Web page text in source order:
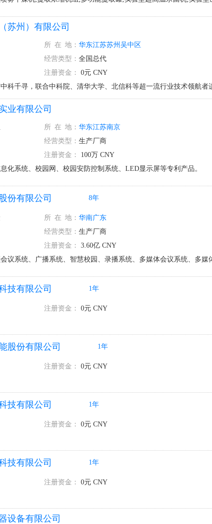
苏州）有限公司
所 在 地： 华东江苏苏州 吴中区
经营类型： 全国总代
注册资金：
0元 CNY
科千寻，联合中科院、清华大学、北信科等超一流行业技术领航
业有限公司
所 在 地： 华东江苏南京
经营类型： 生产厂商
注册资金：
100万 CNY
化系统、校园网、校园安防控制系统、LED显示屏等专利产品。
份有限公司 8年
所 在 地： 华南广东
经营类型： 生产厂商
注册资金：
3.60亿 CNY
议系统、广播系统、智慧校园、录播系统、多媒体会议系统、多媒
技有限公司 1年
注册资金： 0元 CNY
股份有限公司 1年
注册资金： 0元 CNY
技有限公司 1年
注册资金： 0元 CNY
技有限公司 1年
注册资金： 0元 CNY
设备有限公司